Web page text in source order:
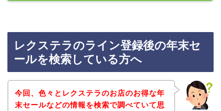
レクステラのライン登録後の年末セ
ールを検索している方へ
今回、色々とレクステラのお店のお得な年
末セールなどの情報を検索で調べていて思